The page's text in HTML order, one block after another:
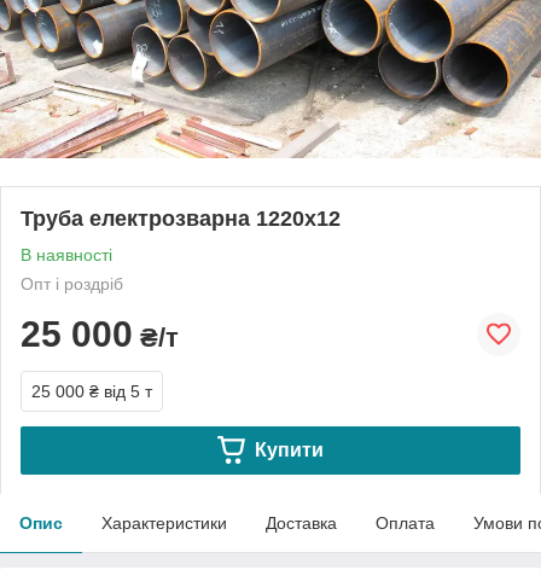
Труба електрозварна 1220x12
В наявності
Опт і роздріб
25 000 ₴/т
25 000 ₴ від 5 т
Купити
Опис Характеристики Доставка Оплата Умови